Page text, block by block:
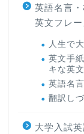
英語名言
英文フレ
人生で
英文手
キな英
英語名
翻訳し
大学入試